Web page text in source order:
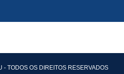
- TODOS OS DIREITOS RESERVADOS